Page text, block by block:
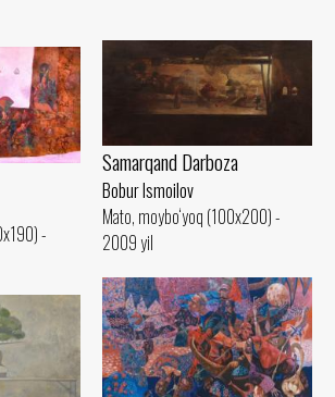
Samarqand Darboza
Bobur Ismoilov
Mato, moybo‘yoq (100x200) -
2009 yil
-